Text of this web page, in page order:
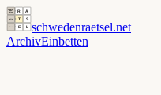
schwedenraetsel.net
ArchivEinbetten